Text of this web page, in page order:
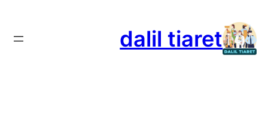
إلى
المحتوى
dalil tiaret